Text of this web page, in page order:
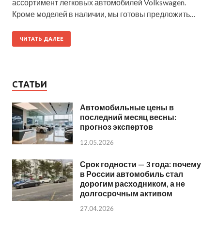
ассортимент легковых автомобилей Volkswagen.
Кроме моделей в наличии, мы готовы предложить…
ЧИТАТЬ ДАЛЕЕ
СТАТЬИ
Автомобильные цены в
последний месяц весны:
прогноз экспертов
12.05.2026
Срок годности — 3 года: почему
в России автомобиль стал
дорогим расходником, а не
долгосрочным активом
27.04.2026